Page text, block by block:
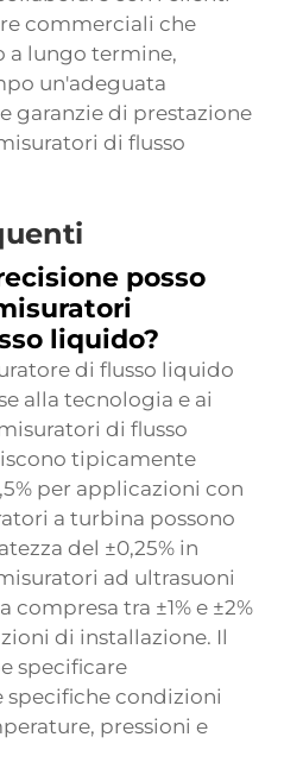
commerciali che
a lungo termine,
un'adeguata
garanzie di prestazione
di flusso
posso
liquido?
di flusso liquido
alla tecnologia e ai
di flusso
tipicamente
per applicazioni con
a turbina possono
del ±0,25% in
ad ultrasuoni
tra ±1% e ±2%
di installazione. Il
specificare
specifiche condizioni
pressioni e